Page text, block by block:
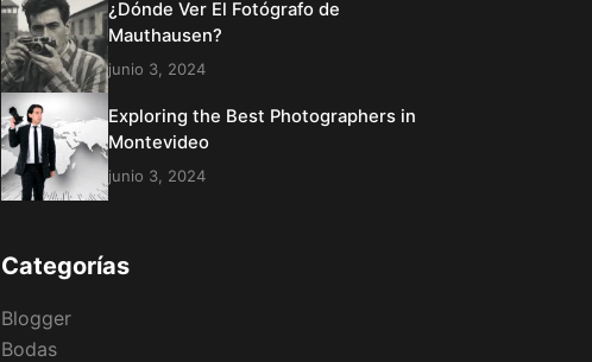
¿Dónde Ver El Fotógrafo de
Mauthausen?
junio 3, 2024
Exploring the Best Photographers in
Montevideo
junio 3, 2024
Categorías
Blogger
Bodas